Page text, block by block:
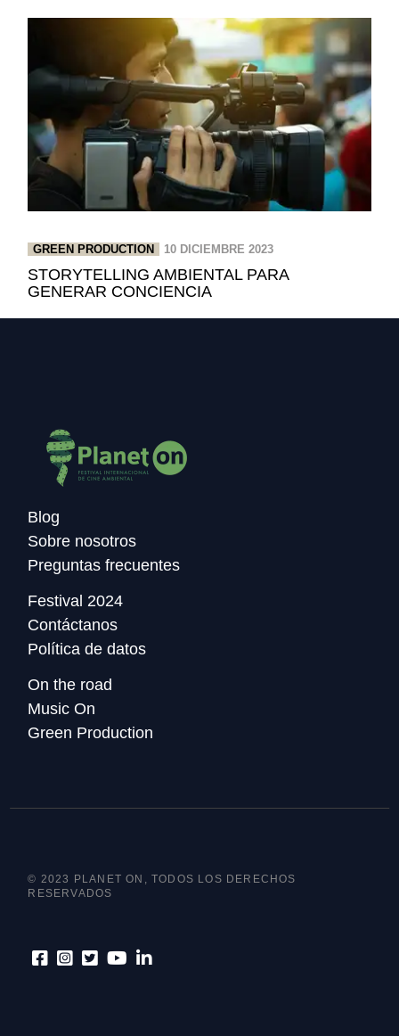
GREEN PRODUCTION 10 DICIEMBRE 2023
STORYTELLING AMBIENTAL PARA
GENERAR CONCIENCIA
Blog
Sobre nosotros
Preguntas frecuentes
Festival 2024
Contáctanos
Política de datos
On the road
Music On
Green Production
© 2023 PLANET ON, TODOS LOS DERECHOS
RESERVADOS